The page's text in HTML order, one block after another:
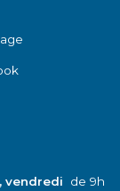
vendredi de 9h